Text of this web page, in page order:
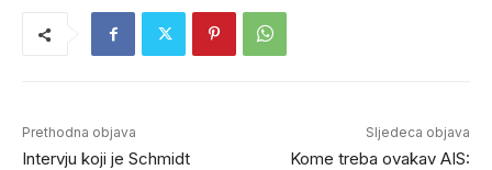
Prethodna objava
Intervju koji je Schmidt
Sljedeca objava
Kome treba ovakav AIS: